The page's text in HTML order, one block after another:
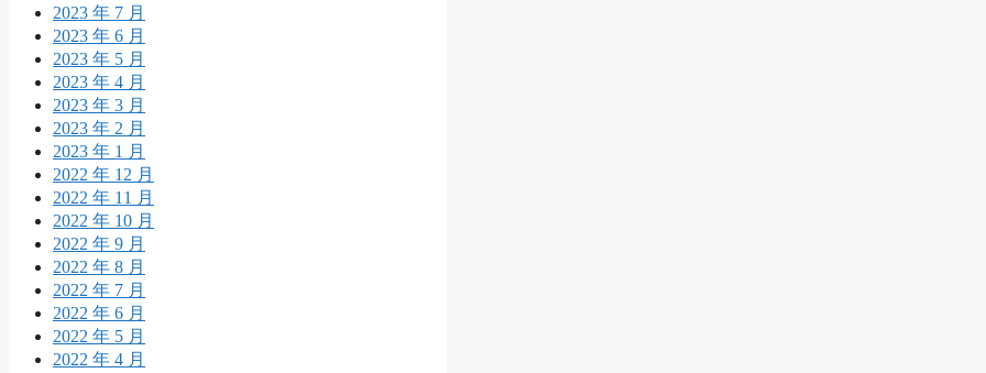
2023 年 7 月
2023 年 6 月
2023 年 5 月
2023 年 4 月
2023 年 3 月
2023 年 2 月
2023 年 1 月
2022 年 12 月
2022 年 11 月
2022 年 10 月
2022 年 9 月
2022 年 8 月
2022 年 7 月
2022 年 6 月
2022 年 5 月
2022 年 4 月